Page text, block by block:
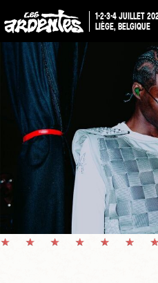
1-2-3-4 JUILLET
LIÈGE, BELGIQUE